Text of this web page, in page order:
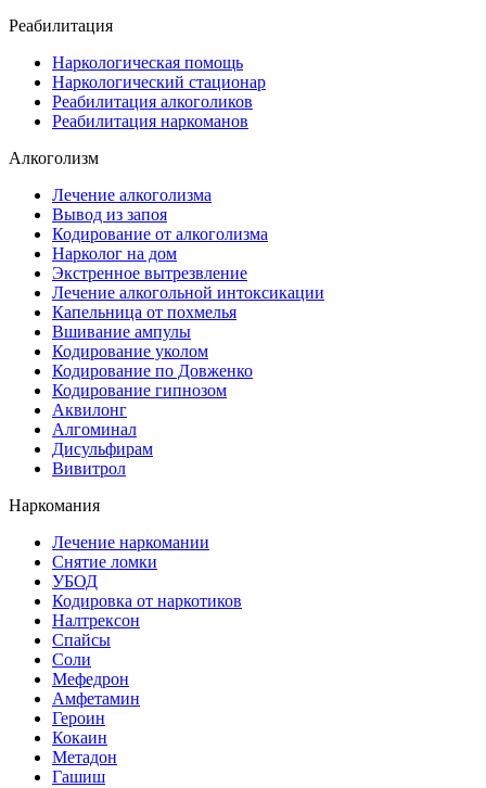
Реабилитация
Наркологическая помощь
Наркологический стационар
Реабилитация алкоголиков
Реабилитация наркоманов
Алкоголизм
Лечение алкоголизма
Вывод из запоя
Кодирование от алкоголизма
Нарколог на дом
Экстренное вытрезвление
Лечение алкогольной интоксикации
Капельница от похмелья
Вшивание ампулы
Кодирование уколом
Кодирование по Довженко
Кодирование гипнозом
Аквилонг
Алгоминал
Дисульфирам
Вивитрол
Наркомания
Лечение наркомании
Снятие ломки
УБОД
Кодировка от наркотиков
Налтрексон
Спайсы
Соли
Мефедрон
Амфетамин
Героин
Кокаин
Метадон
Гашиш